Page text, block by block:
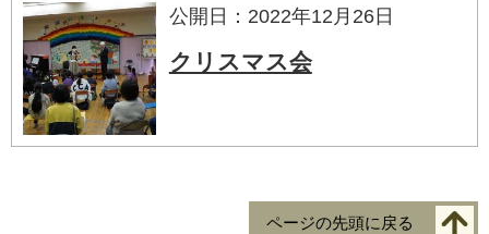
公開日：2022年12月26日
クリスマス会
ページの先頭に戻る